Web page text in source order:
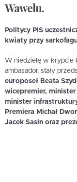
Wawelu.
Politycy PiS
kwiaty przy
W niedzielę w krypcie
ambasador, stały
europoseł Beata
wicepremier,
minister
Premiera Michał
Jacek Sasin oraz